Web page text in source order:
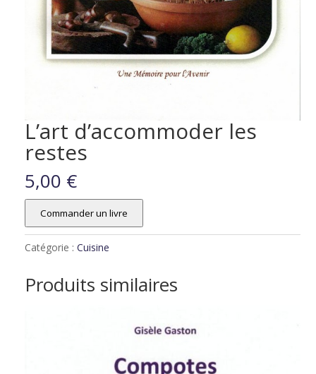
L’art d’accommoder les
restes
5,00 €
Commander un livre
Catégorie : Cuisine
Produits similaires